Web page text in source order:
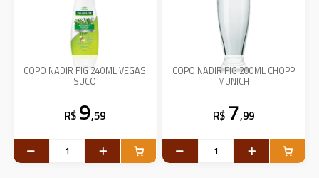
COPO NADIR FIG 240ML VEGAS
SUCO
R$ 9,59
COPO NADIR FIG 200ML CHOPP
MUNICH
R$ 7,99